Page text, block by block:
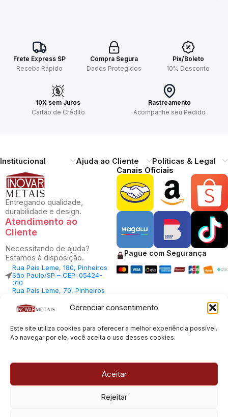
Gerenciar consentimento
Este site utiliza cookies para oferecer a melhor experiência possível.
Ao navegar por ele, você aceita o uso desses cookies.
Aceitar
Rejeitar
Frete Express SP
Receba Rápido
Compra Segura
Dados Protegidos
Pix/Boleto
10% Desconto
10X sem Juros
Cartão de Crédito
Rastreamento
Acompanhe seu Pedido
Institucional Ajuda ao Cliente Políticas & Legal
Entregando qualidade,
durabilidade e design.
Atendimento ao
Cliente
Necessitando de ajuda?
Estamos à disposição.
Rua Pais Leme, 180, Pinheiros
São Paulo/SP – CEP: 05424-
010
Rua Pais Leme, 70, Pinheiros
010
Central Vendas: (11) 98812-
Central Atendimento: (11)
94535-7237
Canais Oficiais
Pague com Segurança
© 2013 - 2026 |Inovar Metais| Todos os direitos reservados.
Desenvolvido porExperts Digitais